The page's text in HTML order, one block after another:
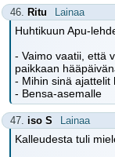
46. Ritu Lainaa
Huhtikuun Apu-
- Vaimo vaatii, että
paikkaan
- Mihin sinä ajattelit
- Bensa-asemalle
47. iso S Lainaa
Kalleudesta tuli